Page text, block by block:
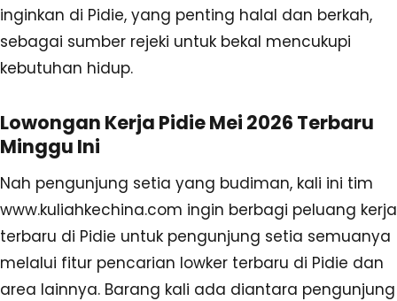
inginkan di Pidie, yang penting halal dan berkah,
sebagai sumber rejeki untuk bekal mencukupi
kebutuhan hidup.
Lowongan Kerja Pidie Mei 2026 Terbaru
Minggu Ini
Nah pengunjung setia yang budiman, kali ini tim
www.kuliahkechina.com ingin berbagi peluang kerja
terbaru di Pidie untuk pengunjung setia semuanya
melalui fitur pencarian lowker terbaru di Pidie dan
area lainnya. Barang kali ada diantara pengunjung